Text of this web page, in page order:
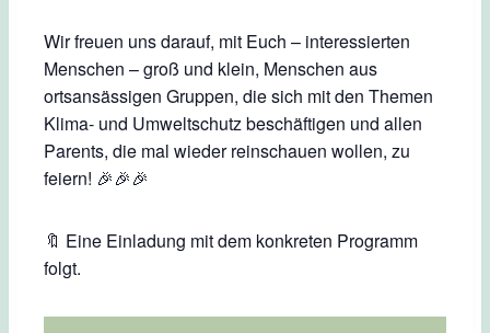
Wir freuen uns darauf, mit Euch – interessierten
Menschen – groß und klein, Menschen aus
ortsansässigen Gruppen, die sich mit den Themen
Klima- und Umweltschutz beschäftigen und allen
Parents, die mal wieder reinschauen wollen, zu
feiern! 🎉🎉🎉
🔖 Eine Einladung mit dem konkreten Programm
folgt.